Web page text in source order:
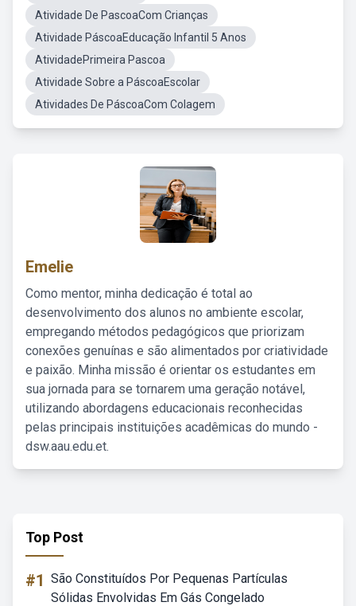
Atividade De PascoaCom Crianças
Atividade PáscoaEducação Infantil 5 Anos
AtividadePrimeira Pascoa
Atividade Sobre a PáscoaEscolar
Atividades De PáscoaCom Colagem
Emelie
Como mentor, minha dedicação é total ao
desenvolvimento dos alunos no ambiente escolar,
empregando métodos pedagógicos que priorizam
conexões genuínas e são alimentados por criatividade
e paixão. Minha missão é orientar os estudantes em
sua jornada para se tornarem uma geração notável,
utilizando abordagens educacionais reconhecidas
pelas principais instituições acadêmicas do mundo -
dsw.aau.edu.et.
Top Post
#1 São Constituídos Por Pequenas Partículas
Sólidas Envolvidas Em Gás Congelado